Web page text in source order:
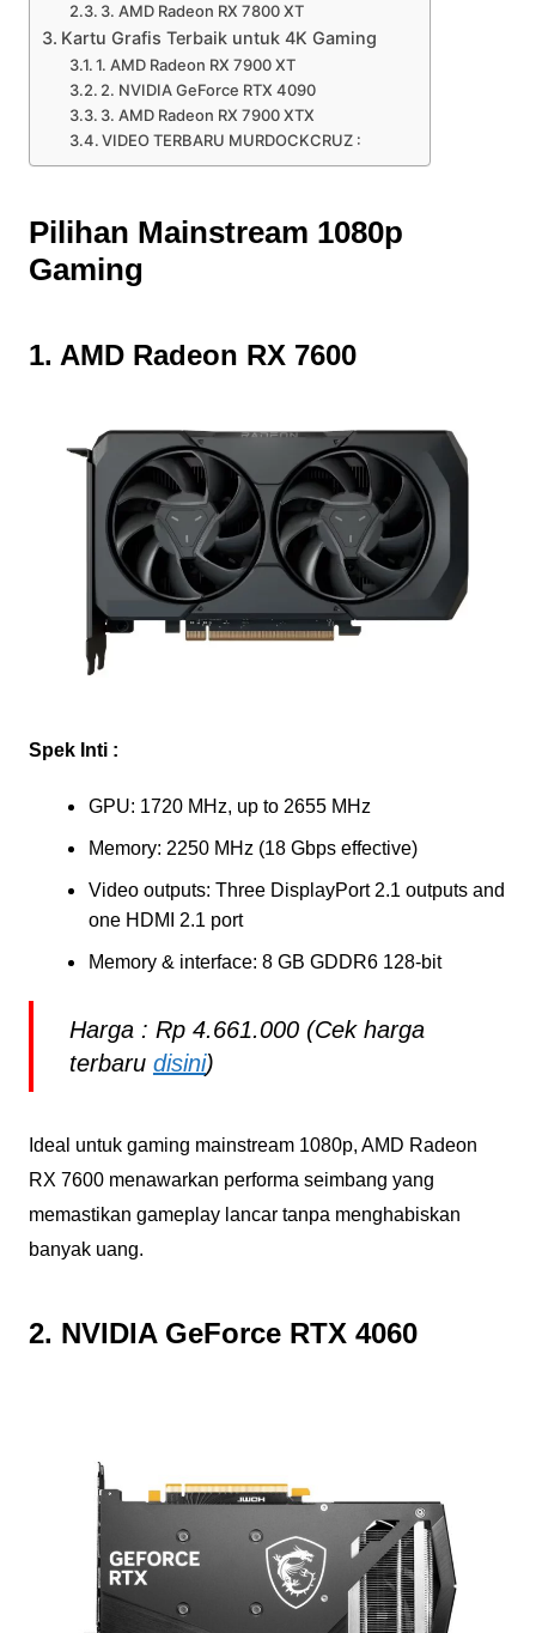
3. AMD Radeon RX 7800 XT
Kartu Grafis Terbaik untuk 4K Gaming
1. AMD Radeon RX 7900 XT
2. NVIDIA GeForce RTX 4090
3. AMD Radeon RX 7900 XTX
VIDEO TERBARU MURDOCKCRUZ :
Pilihan Mainstream 1080p
Gaming
1. AMD Radeon RX 7600
Spek Inti :
GPU: 1720 MHz, up to 2655 MHz
Memory: 2250 MHz (18 Gbps effective)
Video outputs: Three DisplayPort 2.1 outputs and
one HDMI 2.1 port
Memory & interface: 8 GB GDDR6 128-bit
Harga : Rp 4.661.000 (Cek harga
terbaru disini)
Ideal untuk gaming mainstream 1080p, AMD Radeon
RX 7600 menawarkan performa seimbang yang
memastikan gameplay lancar tanpa menghabiskan
banyak uang.
2. NVIDIA GeForce RTX 4060